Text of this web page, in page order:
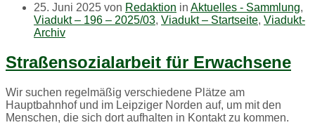
25. Juni 2025 von Redaktion in Aktuelles - Sammlung,
Viadukt – 196 – 2025/03, Viadukt – Startseite, Viadukt-
Archiv
Straßensozialarbeit für Erwachsene
Wir suchen regelmäßig verschiedene Plätze am
Hauptbahnhof und im Leipziger Norden auf, um mit den
Menschen, die sich dort aufhalten in Kontakt zu kommen.